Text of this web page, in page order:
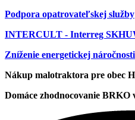
Podpora opatrovateľskej služby
INTERCULT - Interreg
Zníženie energetickej
Nákup malotraktora pre obec
Domáce zhodnocovanie BRKO